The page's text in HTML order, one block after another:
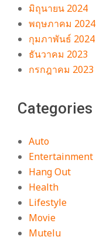
มิถุนายน 2024
พฤษภาคม 2024
กุมภาพันธ์ 2024
ธันวาคม 2023
กรกฎาคม 2023
Categories
Auto
Entertainment
Hang Out
Health
Lifestyle
Movie
Mutelu